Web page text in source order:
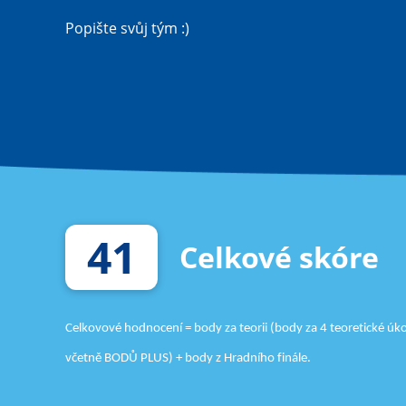
Popište svůj tým :)
Celkové skóre
41
Celkovové hodnocení = body za teorii (body za 4 teoretické
včetně BODŮ PLUS) + body z Hradního finále.